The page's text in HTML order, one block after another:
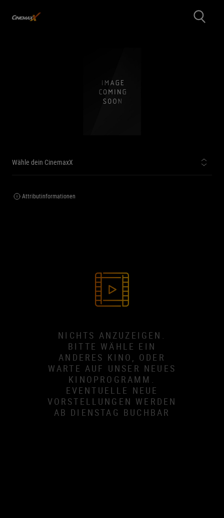
Wähle dein CinemaxX
Attributinformationen
NICHTS ANZUZEIGEN.
BITTE WÄHLE EIN
ANDERES KINO, ODER
WARTE AUF UNSER NEUES
KINOPROGRAMM.
EVENTUELLE NEUE
VORSTELLUNGEN WERDEN
AB DIENSTAG BUCHBAR